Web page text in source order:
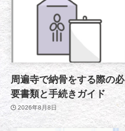
周遍寺で納骨をする際の必
要書類と手続きガイド
2026年8月8日